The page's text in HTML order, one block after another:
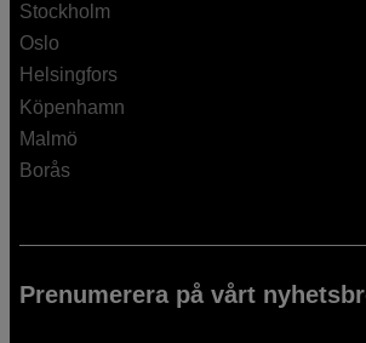
Stockholm
Oslo
Helsingfors
Köpenhamn
Malmö
Borås
Prenumerera på vårt